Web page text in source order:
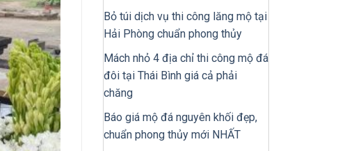
Bỏ túi dịch vụ thi công lăng mộ tại
Hải Phòng chuẩn phong thủy
Mách nhỏ 4 địa chỉ thi công mộ đá
đôi tại Thái Bình giá cả phải
chăng
Báo giá mộ đá nguyên khối đẹp,
chuẩn phong thủy mới NHẤT